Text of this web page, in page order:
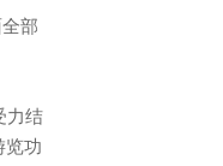
览功